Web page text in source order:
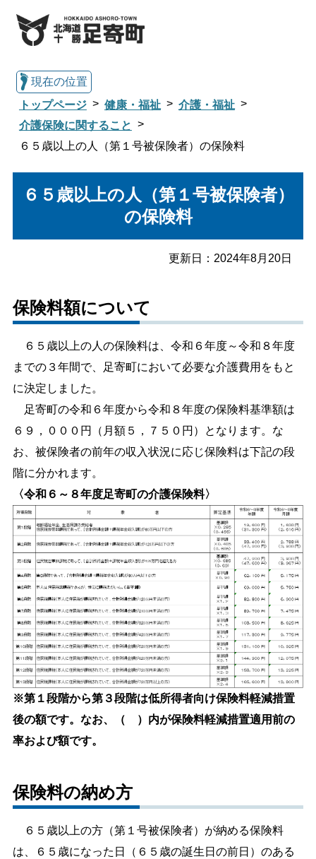
総合トップへ戻る
くらし・行政情報トップ
暮らし・手続き
子育て・教育
しごと・産業 緊急・防災
標準 拡大
色合い
白 黒 黄
リセット
language
閉じる
現在の位置
トップページ
健康・福祉
介護・福祉
介護保険に関すること
６５歳以上の人（第１号被保険者）の保険料
６５歳以上の人（第１号被保険者）
の保険料
更新日： 2024年8月20日
保険料額について
６５歳以上の人の保険料は、令和６年度～令和８年度
までの３年間で、足寄町において必要な介護費用をもと
に決定しました。
足寄町の令和６年度から令和８年度の保険料基準額は
６９，０００円（月額５，７５０円）となります。な
お、被保険者の前年の収入状況に応じ保険料は下記の段
階に分かれます。
〈令和６～８年度足寄町の介護保険料〉
※第１段階から第３段階は低所得者向け保険料軽減措置
後の額です。なお、（ ）内が保険料軽減措置適用前の
率および額です。
保険料の納め方
６５歳以上の方（第１号被保険者）が納める保険料
は、６５歳になった日（６５歳の誕生日の前日）のある